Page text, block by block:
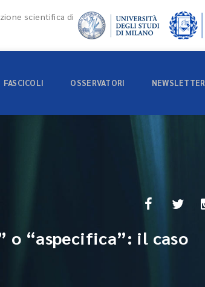
scientifica di
FASCICOLI OSSERVATORI NEWSLETTER
“aspecifica”: il caso